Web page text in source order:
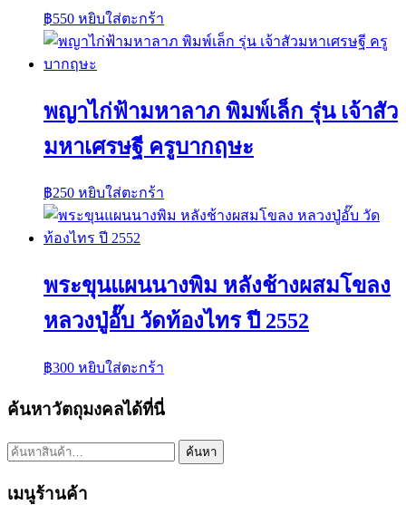
฿550 หยิบใส่ตะกร้า
พญาไก่ฟ้ามหาลาภ พิมพ์เล็ก รุ่น เจ้าสัว
มหาเศรษฐี ครูบากฤษะ
฿250 หยิบใส่ตะกร้า
พระขุนแผนนางพิม หลังช้างผสมโขลง
หลวงปู่อั๊บ วัดท้องไทร ปี 2552
฿300 หยิบใส่ตะกร้า
ค้นหาวัตถุมงคลได้ที่นี่
ค้นหา: ค้นหา
เมนูร้านค้า